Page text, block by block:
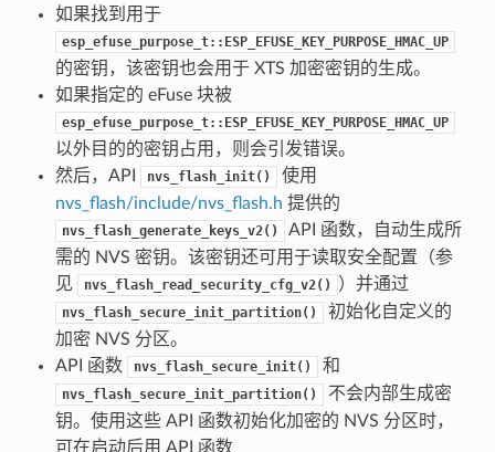
如果找到用于
esp_efuse_purpose_t::ESP_EFUSE_KEY_PURPOSE_HMAC_UP
的密钥，该密钥也会用于 XTS 加密密钥的生成。
如果指定的 eFuse 块被
esp_efuse_purpose_t::ESP_EFUSE_KEY_PURPOSE_HMAC_UP
以外目的的密钥占用，则会引发错误。
然后，API
nvs_flash_init()
使用
nvs_flash/include/nvs_flash.h 提供的
nvs_flash_generate_keys_v2()
API 函数，自动生成所
需的 NVS 密钥。该密钥还可用于读取安全配置（参
见
nvs_flash_read_security_cfg_v2() ）并通过
nvs_flash_secure_init_partition()
初始化自定义的
加密 NVS 分区。
API 函数
nvs_flash_secure_init() 和
nvs_flash_secure_init_partition()
不会内部生成密
钥。使用这些 API 函数初始化加密的 NVS 分区时，
可在启动后用 API 函数